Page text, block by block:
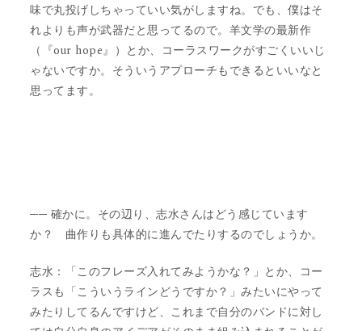
味で丸投げしちゃっていい気がしますね。でも、僕はそ
れよりも声が武器だと思ってるので。羊文学の最新作
（『our hope』）とか、コーラスワークがすごくいいじ
ゃないですか。そういうアプローチもできるといいなと
思ってます。
── 確かに。その辺り、志水さんはどう感じています
か？ 曲作りも具体的に進んでたりするのでしょうか。
志水：「このフレーズ入れてみようかな？」とか、コー
ラスも「こういうラインどうですか？」みたいにやって
みたりしてるんですけど、これまで自分のバンドに対し